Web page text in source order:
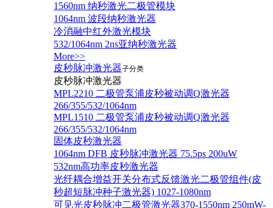
1560nm 纳秒激光二极管模块
1064nm 波段纳秒激光器
冷消融中红外激光模块
532/1064nm 2ns亚纳秒激光器
More>>
皮秒脉冲激光器子分类
皮秒脉冲激光器
​MPL2210 二极管泵浦皮秒被动调Q激光器
266/355/532/1064nm
MPL1510 二极管泵浦皮秒被动调Q激光器
266/355/532/1064nm
固体皮秒激光器
1064nm DFB 皮秒脉冲激光器 75.5ps 200uW
532nm高功率皮秒激光器
光纤耦合增益开关分布式反馈激光二极管组件(皮
秒超短脉冲种子激光器) 1027-1080nm
可见光皮秒脉冲二极管激光器370-1550nm 250mW-